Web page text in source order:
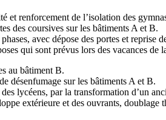
et renforcement de l’isolation des
des coursives sur les bâtiments A et B.
avec dépose des portes et reprise
qui sont prévus lors des vacances de
au bâtiment B.
désenfumage sur les bâtiments A et B.
lycéens, par la transformation d’un
extérieure et des ouvrants,